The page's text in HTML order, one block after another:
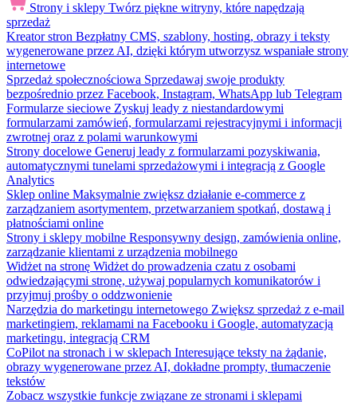
Strony i sklepy Twórz piękne witryny, które napędzają
sprzedaż
Kreator stron Bezpłatny CMS, szablony, hosting, obrazy i teksty
wygenerowane przez AI, dzięki którym utworzysz wspaniałe strony
internetowe
Sprzedaż społecznościowa Sprzedawaj swoje produkty
bezpośrednio przez Facebook, Instagram, WhatsApp lub Telegram
Formularze sieciowe Zyskuj leady z niestandardowymi
formularzami zamówień, formularzami rejestracyjnymi i informacji
zwrotnej oraz z polami warunkowymi
Strony docelowe Generuj leady z formularzami pozyskiwania,
automatycznymi tunelami sprzedażowymi i integracją z Google
Analytics
Sklep online Maksymalnie zwiększ działanie e-commerce z
zarządzaniem asortymentem, przetwarzaniem spotkań, dostawą i
płatnościami online
Strony i sklepy mobilne Responsywny design, zamówienia online,
zarządzanie klientami z urządzenia mobilnego
Widżet na stronę Widżet do prowadzenia czatu z osobami
odwiedzającymi stronę, używaj popularnych komunikatorów i
przyjmuj prośby o oddzwonienie
Narzędzia do marketingu internetowego Zwiększ sprzedaż z e-mail
marketingiem, reklamami na Facebooku i Google, automatyzacją
marketingu, integracją CRM
CoPilot na stronach i w sklepach Interesujące teksty na żądanie,
obrazy wygenerowane przez AI, dokładne prompty, tłumaczenie
tekstów
Zobacz wszystkie funkcje związane ze stronami i sklepami